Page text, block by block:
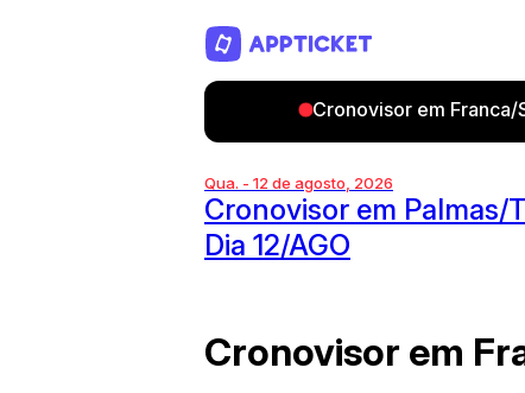
Cronovisor em
Qua. - 12 de agosto, 2026
Cronovisor em Palmas/
Dia 12/AGO
Cronovisor em